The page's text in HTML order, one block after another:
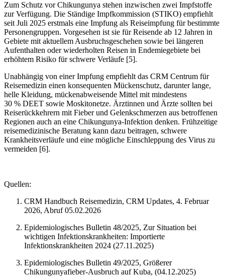
Zum Schutz vor Chikungunya stehen inzwischen zwei Impfstoffe
zur Verfügung. Die Ständige Impfkommission (STIKO) empfiehlt
seit Juli 2025 erstmals eine Impfung als Reiseimpfung für bestimmte
Personengruppen. Vorgesehen ist sie für Reisende ab 12 Jahren in
Gebiete mit aktuellem Ausbruchsgeschehen sowie bei längeren
Aufenthalten oder wiederholten Reisen in Endemiegebiete bei
erhöhtem Risiko für schwere Verläufe [5].
Unabhängig von einer Impfung empfiehlt das CRM Centrum für
Reisemedizin einen konsequenten Mückenschutz, darunter lange,
helle Kleidung, mückenabweisende Mittel mit mindestens
30 % DEET sowie Moskitonetze. Ärztinnen und Ärzte sollten bei
Reiserückkehrern mit Fieber und Gelenkschmerzen aus betroffenen
Regionen auch an eine Chikungunya-Infektion denken. Frühzeitige
reisemedizinische Beratung kann dazu beitragen, schwere
Krankheitsverläufe und eine mögliche Einschleppung des Virus zu
vermeiden [6].
Quellen:
CRM Handbuch Reisemedizin, CRM Updates, 4. Februar
2026, Abruf 05.02.2026
Epidemiologisches Bulletin 48/2025, Zur Situation bei
wichtigen Infektionskrankheiten: Importierte
Infektionskrankheiten 2024 (27.11.2025)
Epidemiologisches Bulletin 49/2025, Größerer
Chikungunyafieber-Ausbruch auf Kuba, (04.12.2025)